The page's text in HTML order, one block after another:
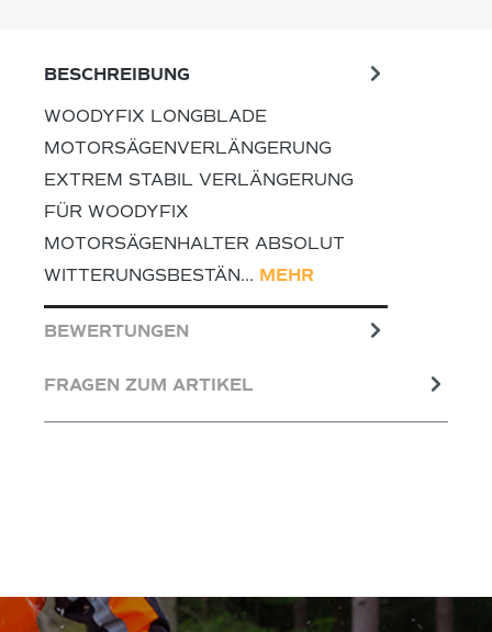
BESCHREIBUNG
WOODYFIX LONGBLADE
MOTORSÄGENVERLÄNGERUNG
EXTREM STABIL VERLÄNGERUNG
FÜR WOODYFIX
MOTORSÄGENHALTER ABSOLUT
WITTERUNGSBESTÄN… MEHR
BEWERTUNGEN
FRAGEN ZUM ARTIKEL